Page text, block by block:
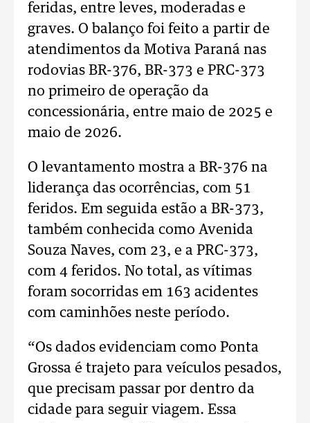
feridas, entre leves, moderadas e
graves. O balanço foi feito a partir de
atendimentos da Motiva Paraná nas
rodovias BR-376, BR-373 e PRC-373
no primeiro de operação da
concessionária, entre maio de 2025 e
maio de 2026.
O levantamento mostra a BR-376 na
liderança das ocorrências, com 51
feridos. Em seguida estão a BR-373,
também conhecida como Avenida
Souza Naves, com 23, e a PRC-373,
com 4 feridos. No total, as vítimas
foram socorridas em 163 acidentes
com caminhões neste período.
“Os dados evidenciam como Ponta
Grossa é trajeto para veículos pesados,
que precisam passar por dentro da
cidade para seguir viagem. Essa